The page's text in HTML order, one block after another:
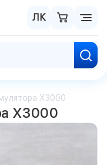
ЛК
X3000
X3000